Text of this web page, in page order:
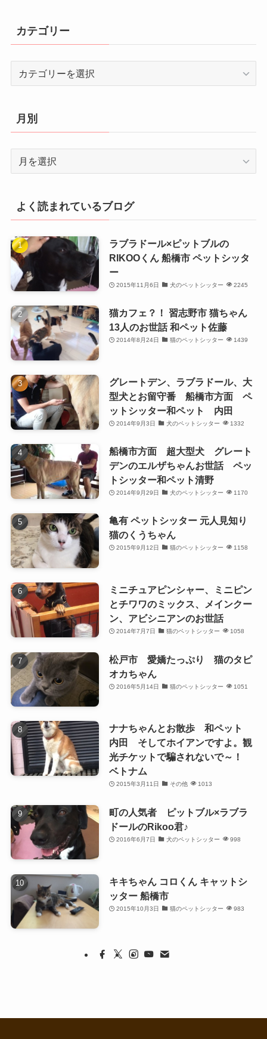
カテゴリー
リ
ー
月別
よく読まれているブログ
ラブラドール×ピットブルの
RIKOOくん 船橋市 ペットシッタ
ー
2015年11月6日 犬のペットシッター 2245
猫カフェ？！ 習志野市 猫ちゃん
13人のお世話 和ペット佐藤
2014年8月24日 猫のペットシッター 1439
グレートデン、ラブラドール、大
型犬とお留守番 船橋市方面 ペ
ットシッター和ペット 内田
2014年9月3日 犬のペットシッター 1332
船橋市方面 超大型犬 グレート
デンのエルザちゃんお世話 ペッ
トシッター和ペット清野
2014年9月29日 犬のペットシッター 1170
亀有 ペットシッター 元人見知り
猫のくうちゃん
2015年9月12日 猫のペットシッター 1158
ミニチュアピンシャー、ミニピン
とチワワのミックス、メインクー
ン、アビシニアンのお世話
2014年7月7日 猫のペットシッター 1058
松戸市 愛嬌たっぷり 猫のタピ
オカちゃん
2016年5月14日 猫のペットシッター 1051
ナナちゃんとお散歩 和ペット
内田 そしてホイアンですよ。観
光チケットで騙されないで～！
ベトナム
2015年3月11日 その他 1013
町の人気者 ピットブル×ラブラ
ドールのRikoo君♪
2016年6月7日 犬のペットシッター 998
キキちゃん コロくん キャットシ
ッター 船橋市
2015年10月3日 猫のペットシッター 983